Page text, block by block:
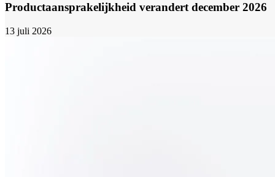
Productaansprakelijkheid verandert december 2026
13 juli 2026